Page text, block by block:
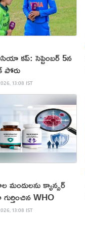
కప్‌: సెప్టెంబర్ 5న
పోరు
13:08 IST
మందులను క్యాన్సర్
WHO
13:08 IST